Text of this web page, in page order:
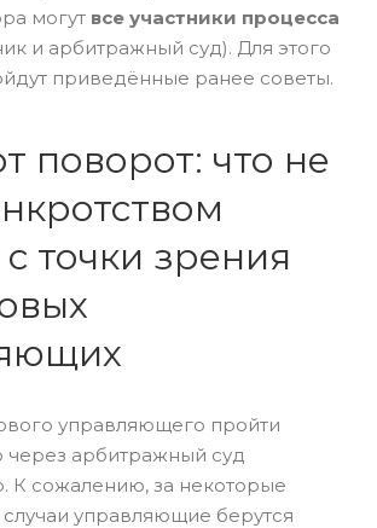
могут все участники процесса
и арбитражный суд). Для этого
приведённые ранее советы.
поворот: что не
точки зрения
управляющего пройти
через арбитражный суд
К сожалению, за некоторые
управляющие берутся